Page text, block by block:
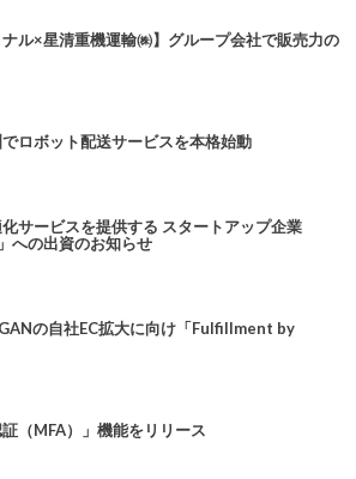
ナル×星清重機運輸㈱】グループ会社で販売力の
ロボット配送サービスを本格始動
サービスを提供する スタートアップ企業
への出資のお知らせ
の自社EC拡大に向け「Fulfillment by
（MFA）」機能をリリース